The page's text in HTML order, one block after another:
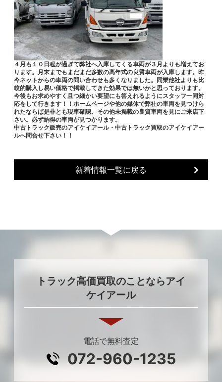
４月も１０日程が過ぎて弊社へ入庫してくる車両が３月よりも増えてお
ります。月末までもまだまだ多数の高年式の良質車両が入庫します。昨
今ネットからの車両の問い合わせも多くなりました。同業他社よりも比
較的購入し易い価格で掲載してきた効果では無いかと思っております。
今後もお求めやすく且つ細かい要望にも答えれるようにスタッフ一同対
応をして行きます！！ホームページや他の媒体で弊社の車両を見つけら
れたならば是非とも現車確認、その他未掲載の良質車両を見にご来店下
さい。必ず納得の車両が見つかります。
中古トラック販売のアイケイアール・中古トラック買取のアイケイアー
ルへ問合せ下さい！！
新着情報一覧に戻る
トラック高価買取のことならアイ
ケイアール
電話で無料査定
072-960-1235